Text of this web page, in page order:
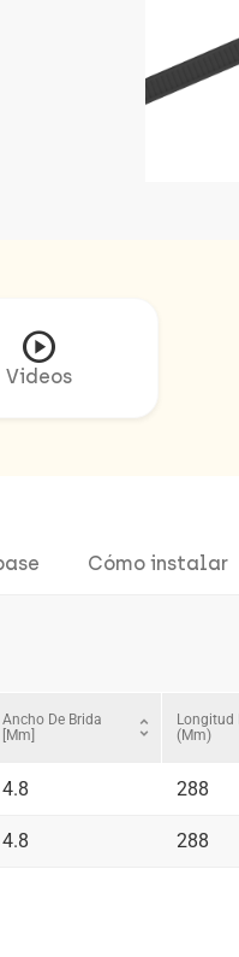
play_circle
Videos
Cómo instalar
Ancho De Brida
[mm]
unfold_more
Longitud
(mm)
4.8 288
4.8 288